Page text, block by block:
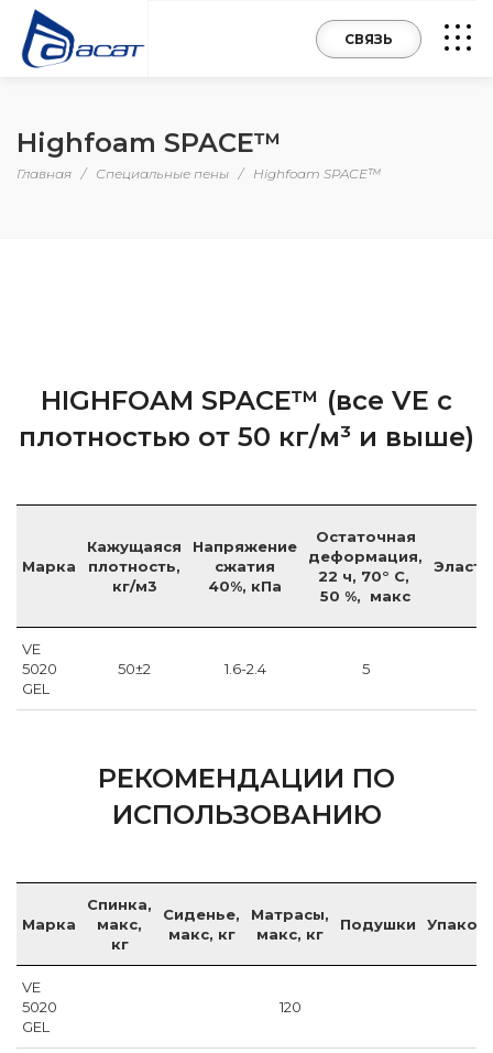
СВЯЗЬ
Highfoam SPACE™
Главная / Специальные пены / Highfoam SPACE™
HIGHFOAM SPACE™ (все VE с
плотностью от 50 кг/м³ и выше)
Марка
Кажущаяся
плотность,
кг/м3
Напряжение
сжатия
40%, кПа
Остаточная
деформация,
22 ч, 70° С,
50 %, макс
VE
5020
GEL
50±2 1.6-2.4 5
РЕКОМЕНДАЦИИ ПО
ИСПОЛЬЗОВАНИЮ
Марка
Спинка,
макс,
кг
Сиденье,
макс, кг
Матрасы,
макс, кг
Подушки
VE
5020
GEL
120